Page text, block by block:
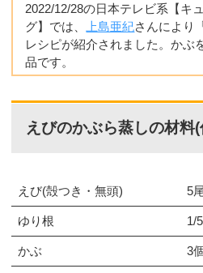
2022/12/28の日本テレビ系【キ
グ】では、
上島亜紀さんにより
レシピが紹介されました。かぶ
品です。
えびのかぶら蒸しの材料
えび(殻つき・無頭) 5
ゆり根 1/
かぶ 3